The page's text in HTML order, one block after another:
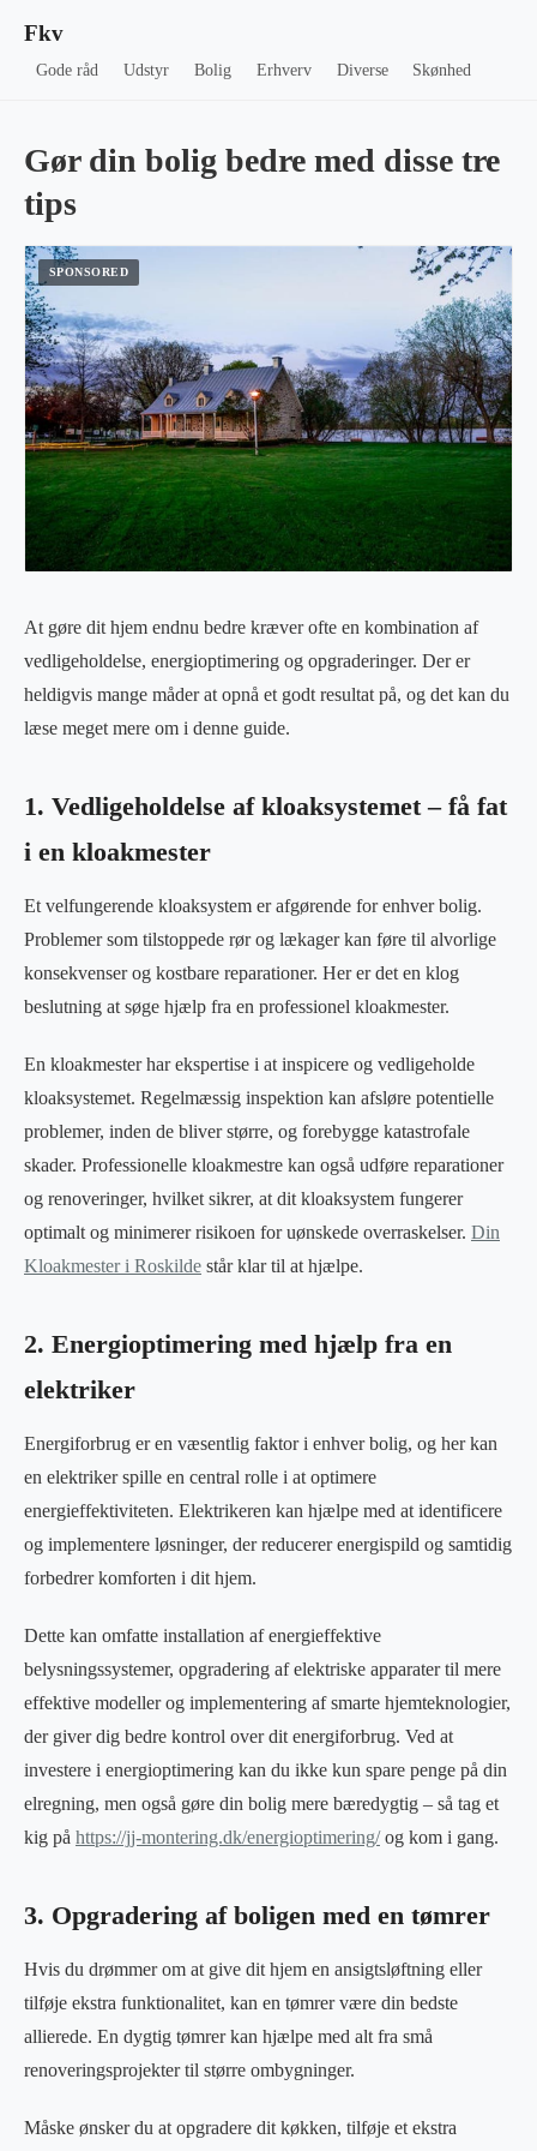
Fkv
Gode råd Udstyr Bolig Erhverv Diverse Skønhed
Gør din bolig bedre med disse tre
tips
At gøre dit hjem endnu bedre kræver ofte en kombination af
vedligeholdelse, energioptimering og opgraderinger. Der er
heldigvis mange måder at opnå et godt resultat på, og det kan du
læse meget mere om i denne guide.
1. Vedligeholdelse af kloaksystemet – få fat
i en kloakmester
Et velfungerende kloaksystem er afgørende for enhver bolig.
Problemer som tilstoppede rør og lækager kan føre til alvorlige
konsekvenser og kostbare reparationer. Her er det en klog
beslutning at søge hjælp fra en professionel kloakmester.
En kloakmester har ekspertise i at inspicere og vedligeholde
kloaksystemet. Regelmæssig inspektion kan afsløre potentielle
problemer, inden de bliver større, og forebygge katastrofale
skader. Professionelle kloakmestre kan også udføre reparationer
og renoveringer, hvilket sikrer, at dit kloaksystem fungerer
optimalt og minimerer risikoen for uønskede overraskelser. Din
Kloakmester i Roskilde står klar til at hjælpe.
2. Energioptimering med hjælp fra en
elektriker
Energiforbrug er en væsentlig faktor i enhver bolig, og her kan
en elektriker spille en central rolle i at optimere
energieffektiviteten. Elektrikeren kan hjælpe med at identificere
og implementere løsninger, der reducerer energispild og samtidig
forbedrer komforten i dit hjem.
Dette kan omfatte installation af energieffektive
belysningssystemer, opgradering af elektriske apparater til mere
effektive modeller og implementering af smarte hjemteknologier,
der giver dig bedre kontrol over dit energiforbrug. Ved at
investere i energioptimering kan du ikke kun spare penge på din
elregning, men også gøre din bolig mere bæredygtig – så tag et
kig på https://jj-montering.dk/energioptimering/og kom i gang.
3. Opgradering af boligen med en tømrer
Hvis du drømmer om at give dit hjem en ansigtsløftning eller
tilføje ekstra funktionalitet, kan en tømrer være din bedste
allierede. En dygtig tømrer kan hjælpe med alt fra små
renoveringsprojekter til større ombygninger.
Måske ønsker du at opgradere dit køkken, tilføje et ekstra